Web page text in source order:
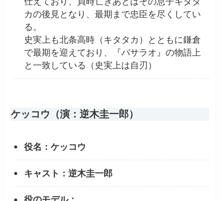
カの後見となり、最期まで忠臣を尽くしてい
る。
史実上も北条高時（キタタカ）とともに鎌倉
で最期を迎えており、『バサラオ』の物語上
と一致している（史実上は自刃）
ケッコウ（演：逆木圭一郎）
役名：ケッコウ
キャスト：逆木圭一郎